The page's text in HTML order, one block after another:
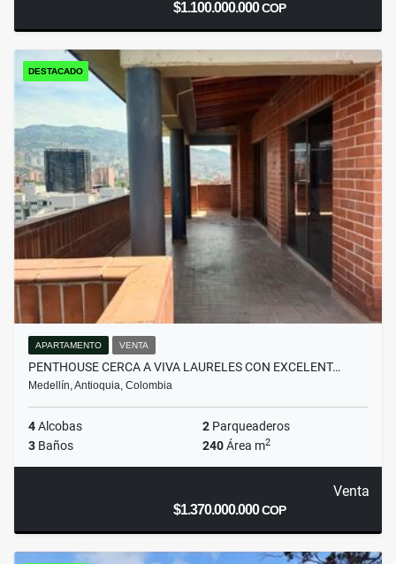
$1.100.000.000COP
DESTACADO
APARTAMENTO VENTA
PENTHOUSE CERCA A VIVA LAURELES CON EXCELENT…
Medellín, Antioquia, Colombia
4Alcobas 2 Parqueaderos
3 Baños 240Área m2
Venta
$1.370.000.000COP